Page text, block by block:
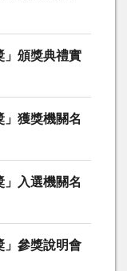
」頒獎典禮實
」獲獎機關名
」入選機關名
」參獎說明會